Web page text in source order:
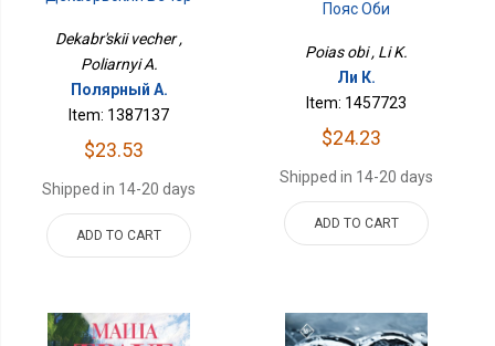
Dekabr'skii vecher ,
Poliarnyi A.
Полярный А.
Item: 1387137
$23.53
Shipped in 14-20 days
ADD TO CART
Пояс Оби
Poias obi , Li K.
Ли К.
Item: 1457723
$24.23
Shipped in 14-20 days
ADD TO CART